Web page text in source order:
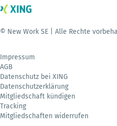
© New Work SE | Alle Rechte
Impressum
AGB
Datenschutz bei XING
Datenschutzerklärung
Mitgliedschaft kündigen
Tracking
Mitgliedschaften widerrufen